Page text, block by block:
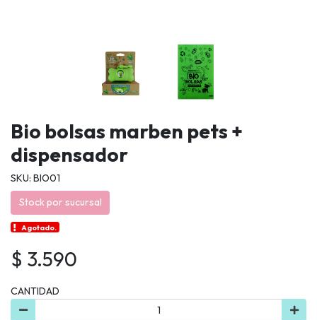
Bio bolsas marben pets +
dispensador
SKU: BIO01
Stock por sucursal
Agotado.
$ 3.590
CANTIDAD